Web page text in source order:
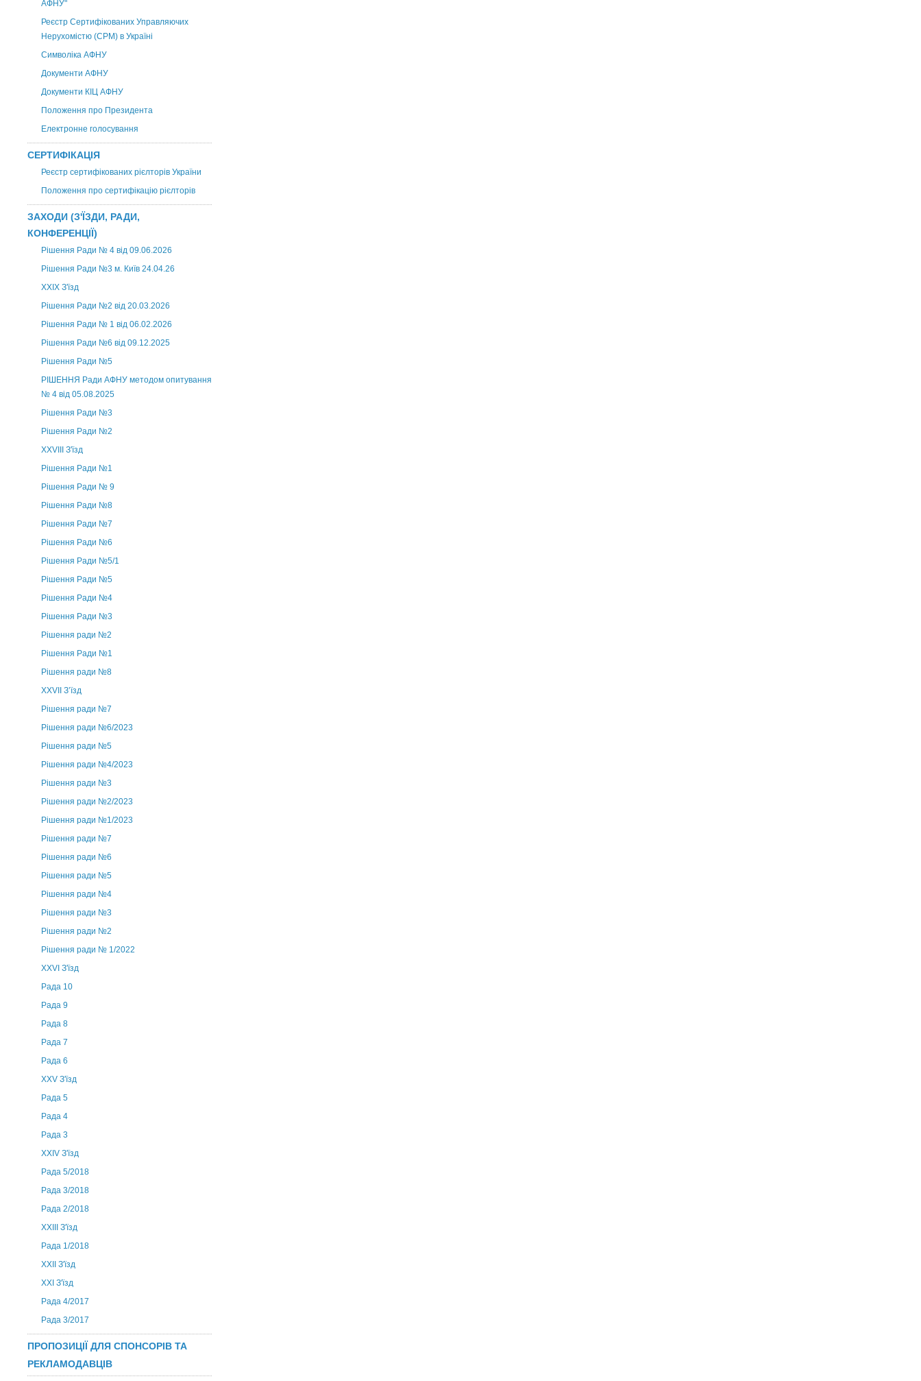
АФНУ"
Реєстр Сертифікованих Управляючих
Нерухомістю (CPM) в Україні
Символіка АФНУ
Документи АФНУ
Документи КІЦ АФНУ
Положення про Президента
Електронне голосування
СЕРТИФІКАЦІЯ
Реєстр сертифікованих рієлторів України
Положення про сертифікацію рієлторів
ЗАХОДИ (З'ЇЗДИ, РАДИ,
КОНФЕРЕНЦІЇ)
Рішення Ради № 4 від 09.06.2026
Рішення Ради №3 м. Київ 24.04.26
XXІХ З'їзд
Рішення Ради №2 від 20.03.2026
Рішення Ради № 1 від 06.02.2026
Рішення Ради №6 від 09.12.2025
Рішення Ради №5
РІШЕННЯ Ради АФНУ методом опитування
№ 4 від 05.08.2025
Рішення Ради №3
Рішення Ради №2
XXVIII З'їзд
Рішення Ради №1
Рішення Ради № 9
Рішення Ради №8
Рішення Ради №7
Рішення Ради №6
Рішення Ради №5/1
Рішення Ради №5
Рішення Ради №4
Рішення Ради №3
Рішення ради №2
Рішення Ради №1
Рішення ради №8
ХХVII З’їзд
Рішення ради №7
Рішення ради №6/2023
Рішення ради №5
Рішення ради №4/2023
Рішення ради №3
Рішення ради №2/2023
Рішення ради №1/2023
Рішення ради №7
Рішення ради №6
Рішення ради №5
Рішення ради №4
Рішення ради №3
Рішення ради №2
Рішення ради № 1/2022
XXVI З'їзд
Рада 10
Рада 9
Рада 8
Рада 7
Рада 6
XXV З'їзд
Рада 5
Рада 4
Рада 3
ХХIV З'їзд
Рада 5/2018
Рада 3/2018
Рада 2/2018
XXIII З'їзд
Рада 1/2018
ХХІІ З'їзд
XXI З'їзд
Рада 4/2017
Рада 3/2017
ПРОПОЗИЦІЇ ДЛЯ СПОНСОРІВ ТА
РЕКЛАМОДАВЦІВ